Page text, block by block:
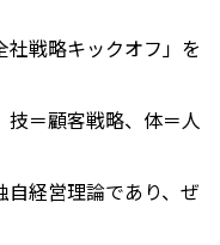
戦略キックオフ」を
＝顧客戦略、体＝人
経営理論であり、ぜ